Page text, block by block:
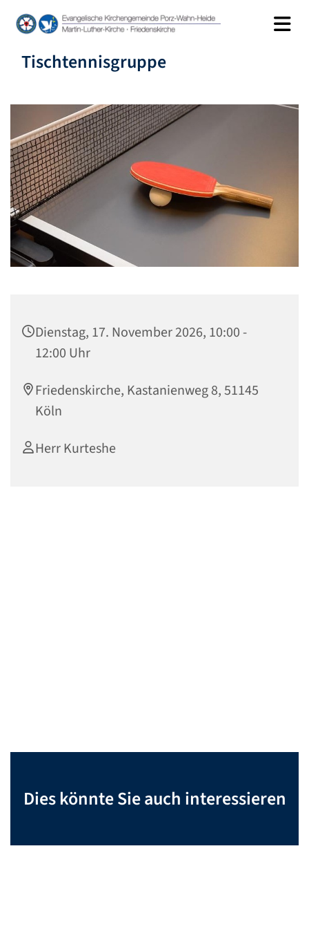
Tischtennisgruppe
Dienstag, 17. November 2026, 10:00 -
12:00 Uhr
Friedenskirche, Kastanienweg 8, 51145
Köln
Herr Kurteshe
Dies könnte Sie auch interessieren